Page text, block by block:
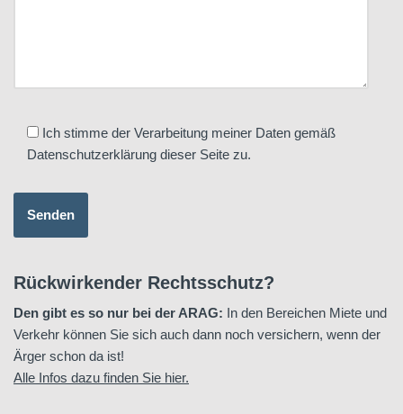
Ich stimme der Verarbeitung meiner Daten gemäß
Datenschutzerklärung dieser Seite zu.
Rückwirkender Rechtsschutz?
Den gibt es so nur bei der ARAG: In den Bereichen Miete und
Verkehr können Sie sich auch dann noch versichern, wenn der
Ärger schon da ist!
Alle Infos dazu finden Sie hier.